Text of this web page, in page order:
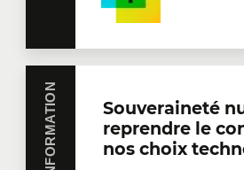
Souveraineté
reprendre le
nos choix